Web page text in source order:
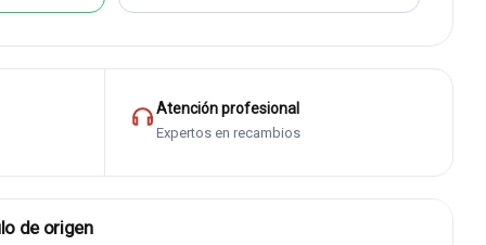
Atención profesional
Expertos en recambios
de origen